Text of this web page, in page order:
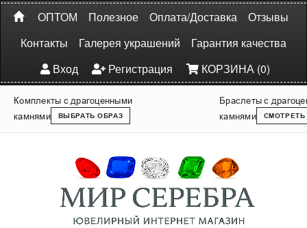
ОПТОМ Полезное Оплата/Доставка
Отзывы
Контакты
Галерея украшений
Гарантия качества
Вход
Регистрация КОРЗИНА (0)
Комплекты с драгоценными
камнями
ВЫБРАТЬ ОБРАЗ
Браслеты с
камнями
СМОТРЕТЬ